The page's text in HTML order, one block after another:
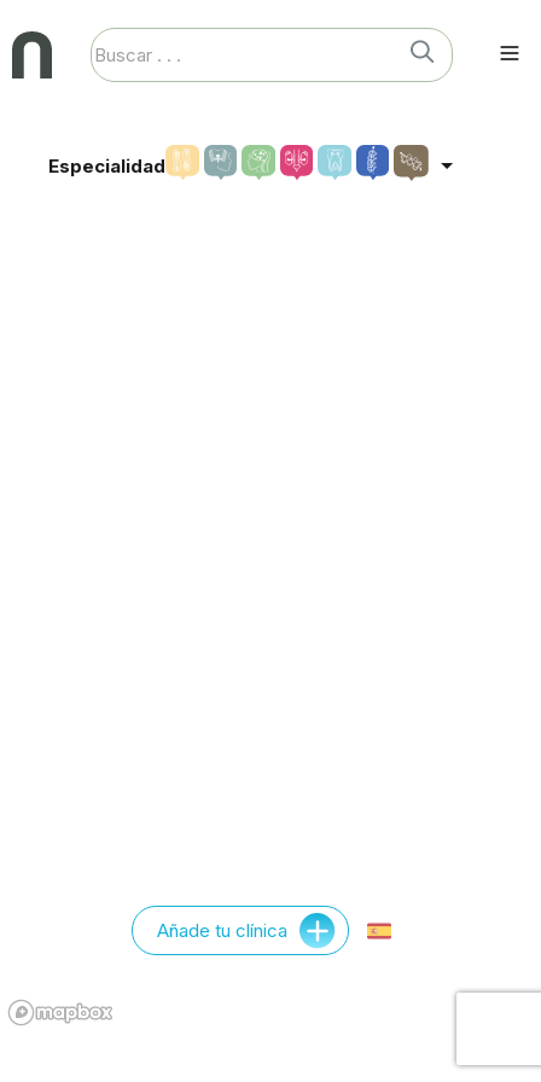
Especialidad
Añade tu clínica